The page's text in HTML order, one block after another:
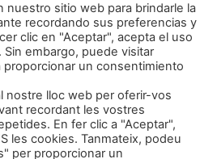
Edición (1)
tu Obra (1)
(1)
nuestro sitio web para brindarle la
recordando sus preferencias y
clic en "Aceptar", acepta el uso
Sin embargo, puede visitar
proporcionar un consentimiento
nostre lloc web per oferir-vos
recordant les vostres
En fer clic a "Aceptar",
les cookies. Tanmateix, podeu
per proporcionar un